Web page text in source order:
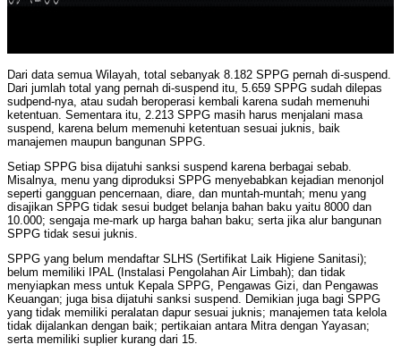
Dari data semua Wilayah, total sebanyak 8.182 SPPG pernah di-suspend.
Dari jumlah total yang pernah di-suspend itu, 5.659 SPPG sudah dilepas
sudpend-nya, atau sudah beroperasi kembali karena sudah memenuhi
ketentuan. Sementara itu, 2.213 SPPG masih harus menjalani masa
suspend, karena belum memenuhi ketentuan sesuai juknis, baik
manajemen maupun bangunan SPPG.
Setiap SPPG bisa dijatuhi sanksi suspend karena berbagai sebab.
Misalnya, menu yang diproduksi SPPG menyebabkan kejadian menonjol
seperti gangguan pencernaan, diare, dan muntah-muntah; menu yang
disajikan SPPG tidak sesui budget belanja bahan baku yaitu 8000 dan
10.000; sengaja me-mark up harga bahan baku; serta jika alur bangunan
SPPG tidak sesui juknis.
SPPG yang belum mendaftar SLHS (Sertifikat Laik Higiene Sanitasi);
belum memiliki IPAL (Instalasi Pengolahan Air Limbah); dan tidak
menyiapkan mess untuk Kepala SPPG, Pengawas Gizi, dan Pengawas
Keuangan; juga bisa dijatuhi sanksi suspend. Demikian juga bagi SPPG
yang tidak memiliki peralatan dapur sesuai juknis; manajemen tata kelola
tidak dijalankan dengan baik; pertikaian antara Mitra dengan Yayasan;
serta memiliki suplier kurang dari 15.